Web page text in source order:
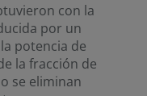
con la
por un
potencia de
la fracción de
se eliminan